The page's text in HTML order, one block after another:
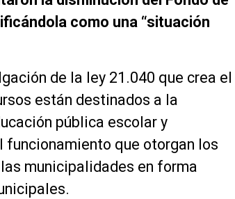
como una “situación
de la ley 21.040 que crea el
están destinados a la
pública escolar y
funcionamiento que otorgan los
municipalidades en forma